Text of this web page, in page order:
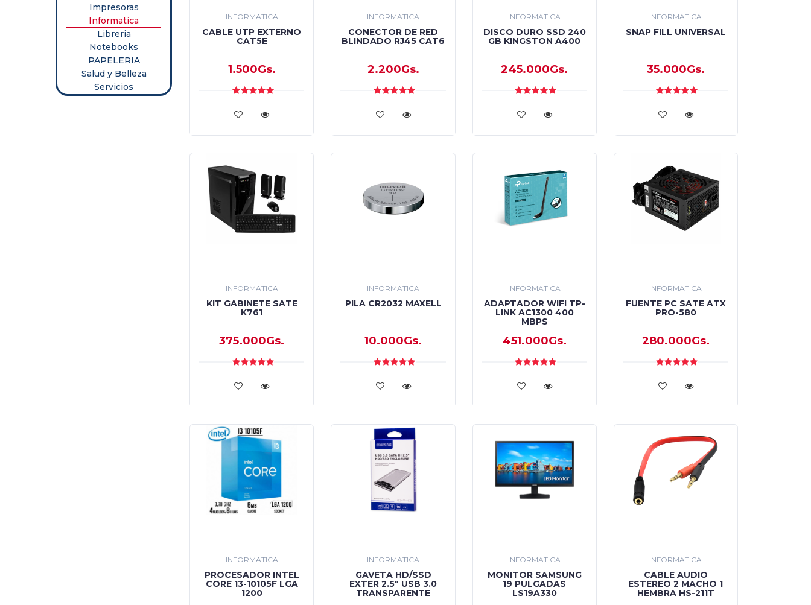
Impresoras
Informatica
Libreria
Notebooks
PAPELERIA
Salud y Belleza
Servicios
INFORMATICA
CABLE UTP EXTERNO
CAT5E
1.500Gs.
INFORMATICA
CONECTOR DE RED
BLINDADO RJ45 CAT6
2.200Gs.
INFORMATICA
DISCO DURO SSD 240
GB KINGSTON A400
245.000Gs.
INFORMATICA
SNAP FILL UNIVERSAL
35.000Gs.
INFORMATICA
KIT GABINETE SATE
K761
375.000Gs.
INFORMATICA
PILA CR2032 MAXELL
10.000Gs.
INFORMATICA
ADAPTADOR WIFI TP-
LINK AC1300 400
MBPS
451.000Gs.
INFORMATICA
FUENTE PC SATE ATX
PRO-580
280.000Gs.
INFORMATICA
PROCESADOR INTEL
CORE 13-10105F LGA
1200
INFORMATICA
GAVETA HD/SSD
EXTER 2.5" USB 3.0
TRANSPARENTE
INFORMATICA
MONITOR SAMSUNG
19 PULGADAS
LS19A330
INFORMATICA
CABLE AUDIO
ESTEREO 2 MACHO 1
HEMBRA HS-211T